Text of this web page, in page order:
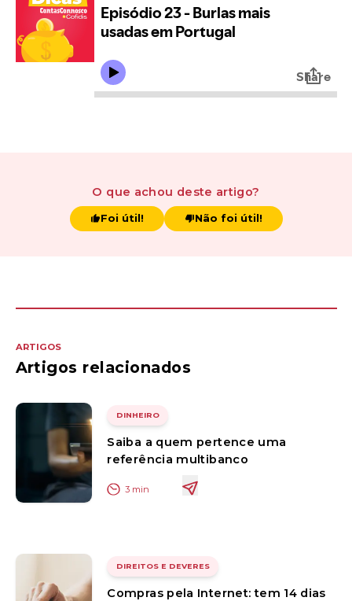
O que achou deste artigo?
Foi útil! Não foi útil!
ARTIGOS
Artigos relacionados
DINHEIRO
Saiba a quem pertence uma
referência multibanco
3 min
DIREITOS E DEVERES
Compras pela Internet: tem 14 dias